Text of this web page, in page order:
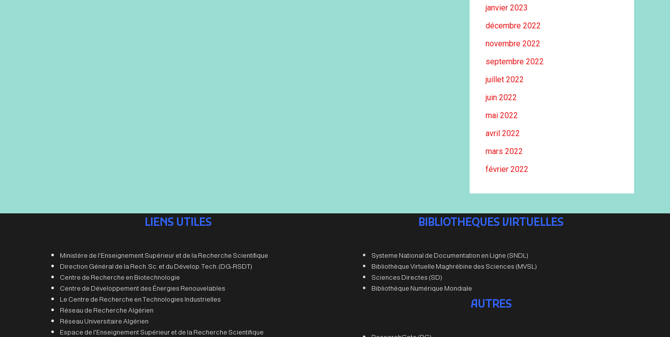
janvier 2023
décembre 2022
novembre 2022
septembre 2022
juillet 2022
juin 2022
mai 2022
avril 2022
mars 2022
février 2022
LIENS UTILES
Ministère de l'Enseignement Supérieur et de la Recherche Scientifique
Direction Général de la Rech. Sc. et du Dévelop. Tech. (DG-RSDT)
Centre de Recherche en Biotechnologie
Centre de Développement des Énergies Renouvelables
Le Centre de Recherche en Technologies Industrielles
Réseau de Recherche Algérien
Réseau Universitaire Algérien
Espace de l'Enseignement Supérieur et de la Recherche Scientifique
BIBLIOTHEQUES VIRTUELLES
Systeme National de Documentation en Ligne (SNDL)
Bibliothèque Virtuelle Maghrébine des Sciences (MVSL)
Sciences Directes (SD)
Bibliothèque Numérique Mondiale
AUTRES